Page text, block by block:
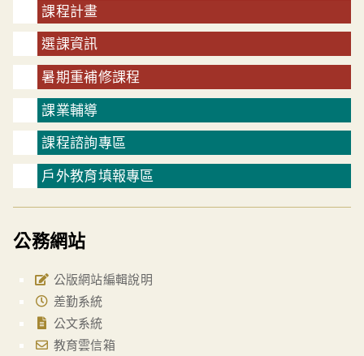
課程計畫
選課資訊
暑期重補修課程
課業輔導
課程諮詢專區
戶外教育填報專區
公務網站
公版網站編輯說明
差勤系統
公文系統
教育雲信箱